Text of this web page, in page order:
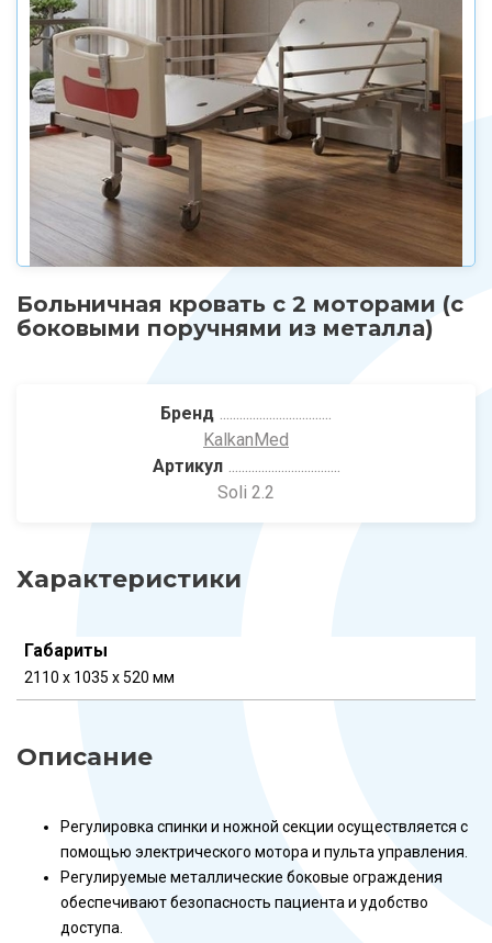
Больничная кровать с 2 моторами (с
боковыми поручнями из металла)
Бренд
KalkanMed
Артикул
Soli 2.2
Характеристики
Габариты
2110 x 1035 x 520 мм
Описание
Регулировка спинки и ножной секции осуществляется с
помощью электрического мотора и пульта управления.
Регулируемые металлические боковые ограждения
обеспечивают безопасность пациента и удобство
доступа.